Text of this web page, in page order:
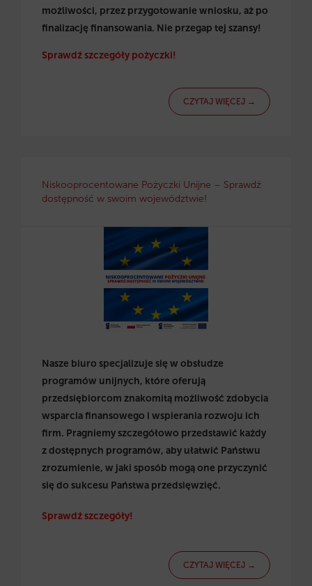
możliwości, przez przygotowanie wniosku, aż po
finalizację finansowania. Nie przegap tej szansy!
Sprawdź szczegóły pożyczki!
CZYTAJ WIĘCEJ →
Niskooprocentowane Pożyczki Unijne – Sprawdź
dostępność w swoim województwie!
Nasze biuro specjalizuje się w obsłudze
programów unijnych, które oferują
przedsiębiorcom znakomitą możliwość zdobycia
wsparcia finansowego i wspierania rozwoju ich
firm. Pragniemy szczegółowo przedstawić każdy
z dostępnych programów, aby ułatwić Państwu
zrozumienie, w jaki sposób mogą one przyczynić
się do sukcesu Państwa przedsięwzięć.
Sprawdź szczegóły!
CZYTAJ WIĘCEJ →